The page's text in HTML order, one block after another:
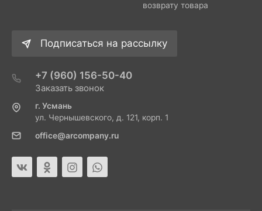
возврату товара
Подписаться на рассылку
+7 (960) 156-50-40
Заказать звонок
г. Усмань
ул. Чернышевского, д. 121, корп. 1
office@arcompany.ru